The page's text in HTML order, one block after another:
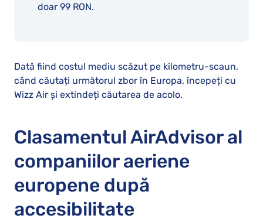
doar 99 RON.
Dată fiind costul mediu scăzut pe kilometru-scaun,
când căutați următorul zbor în Europa, începeți cu
Wizz Air și extindeți căutarea de acolo.
Clasamentul AirAdvisor al
companiilor aeriene
europene după
accesibilitate